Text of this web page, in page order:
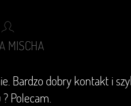
MISCHA
Bardzo dobry kontakt i
Polecam.